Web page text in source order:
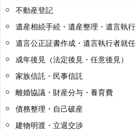
不動産登記
遺産相続手続・遺産整理・遺言執行
遺言公正証書作成・遺言執行者就任
成年後見（法定後見・任意後見）
家族信託・民事信託
離婚協議・財産分与・養育費
債務整理・自己破産
建物明渡・立退交渉